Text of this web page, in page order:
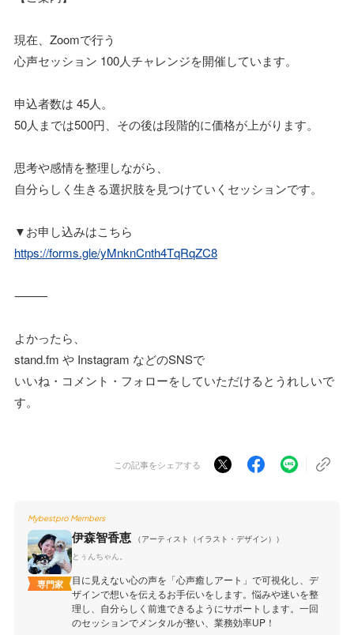
現在、Zoomで行う
心声セッション 100人チャレンジを開催しています。
申込者数は 45人。
50人までは500円、その後は段階的に価格が上がります。
思考や感情を整理しながら、
自分らしく生きる選択肢を見つけていくセッションです。
▼お申し込みはこちら
https://forms.gle/yMnknCnth4TqRqZC8
⸻
よかったら、
stand.fm や Instagram などのSNSで
いいね・コメント・フォローをしていただけるとうれしいで
す。
この記事をシェアする
Mybestpro Members
専門家
伊森智香恵
（アーティスト（イラスト・デザイン））
とぅんちゃん。
目に見えない心の声を「心声癒しアート」で可視化し、デ
ザインで想いを伝えるお手伝いをします。悩みや迷いを整
理し、自分らしく前進できるようにサポートします。一回
のセッションでメンタルが整い、業務効率UP！